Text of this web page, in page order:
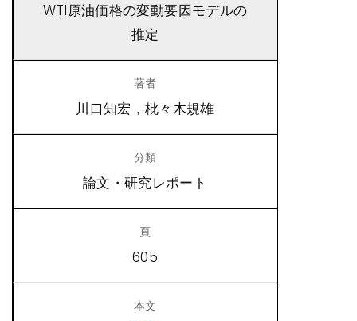
WTI原油価格の変動要因モデルの
推定
川口知宏，枇々木規雄
論文・研究レポート
605